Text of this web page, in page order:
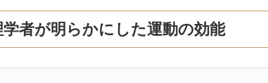
者が明らかにした運動の効能